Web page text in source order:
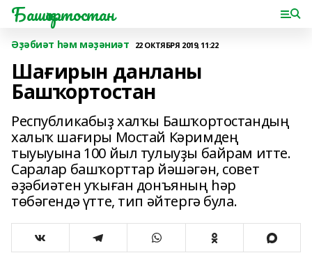
Башҡортостан
Әҙәбиәт һәм мәҙәниәт 22 ОКТЯБРЯ 2019, 11:22
Шағирын данланы
Башҡортостан
Республикабыҙ халҡы Башҡортостандың
халыҡ шағиры Мостай Кәримдең
тыуыуына 100 йыл тулыуҙы байрам итте.
Саралар башҡорттар йәшәгән, совет
әҙәбиәтен уҡыған донъяның һәр
төбәгендә үтте, тип әйтергә була.